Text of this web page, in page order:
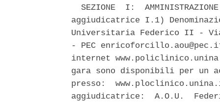
SEZIONE  I:
aggiudicatrice I.1)
Universitaria Federico II -
- PEC
internet
gara sono disponibili per
presso:
aggiudicatrice:  A.O.U.